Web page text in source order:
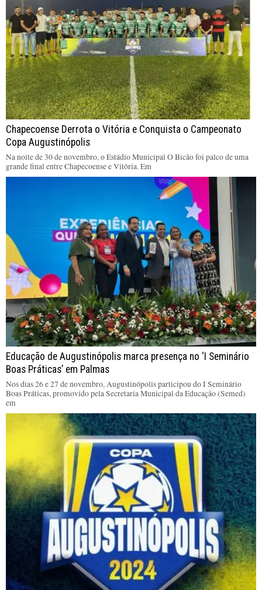
Chapecoense Derrota o Vitória e Conquista o Campeonato
Copa Augustinópolis
Na noite de 30 de novembro, o Estádio Municipal O Bicão foi palco de uma
grande final entre Chapecoense e Vitória. Em
Educação de Augustinópolis marca presença no ‘I Seminário
Boas Práticas’ em Palmas
Nos dias 26 e 27 de novembro, Augustinópolis participou do I Seminário
Boas Práticas, promovido pela Secretaria Municipal da Educação (Semed)
em